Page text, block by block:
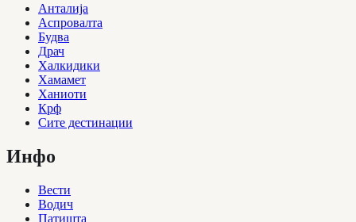
Анталија
Аспровалта
Будва
Драч
Халкидики
Хамамет
Ханиоти
Крф
Сите дестинации
Инфо
Вести
Водич
Патишта